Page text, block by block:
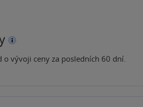
o vývoji ceny za posledních 60 dní.